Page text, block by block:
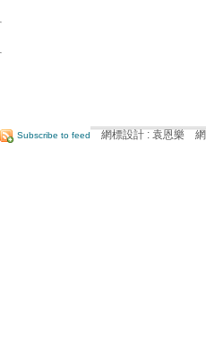
Subscribe to feed 網標設計 : 袁恩樂 網